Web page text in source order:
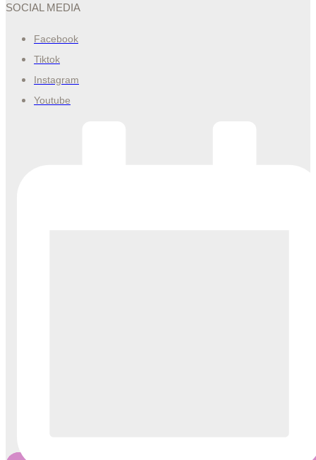
SOCIAL MEDIA
Facebook
Tiktok
Instagram
Youtube